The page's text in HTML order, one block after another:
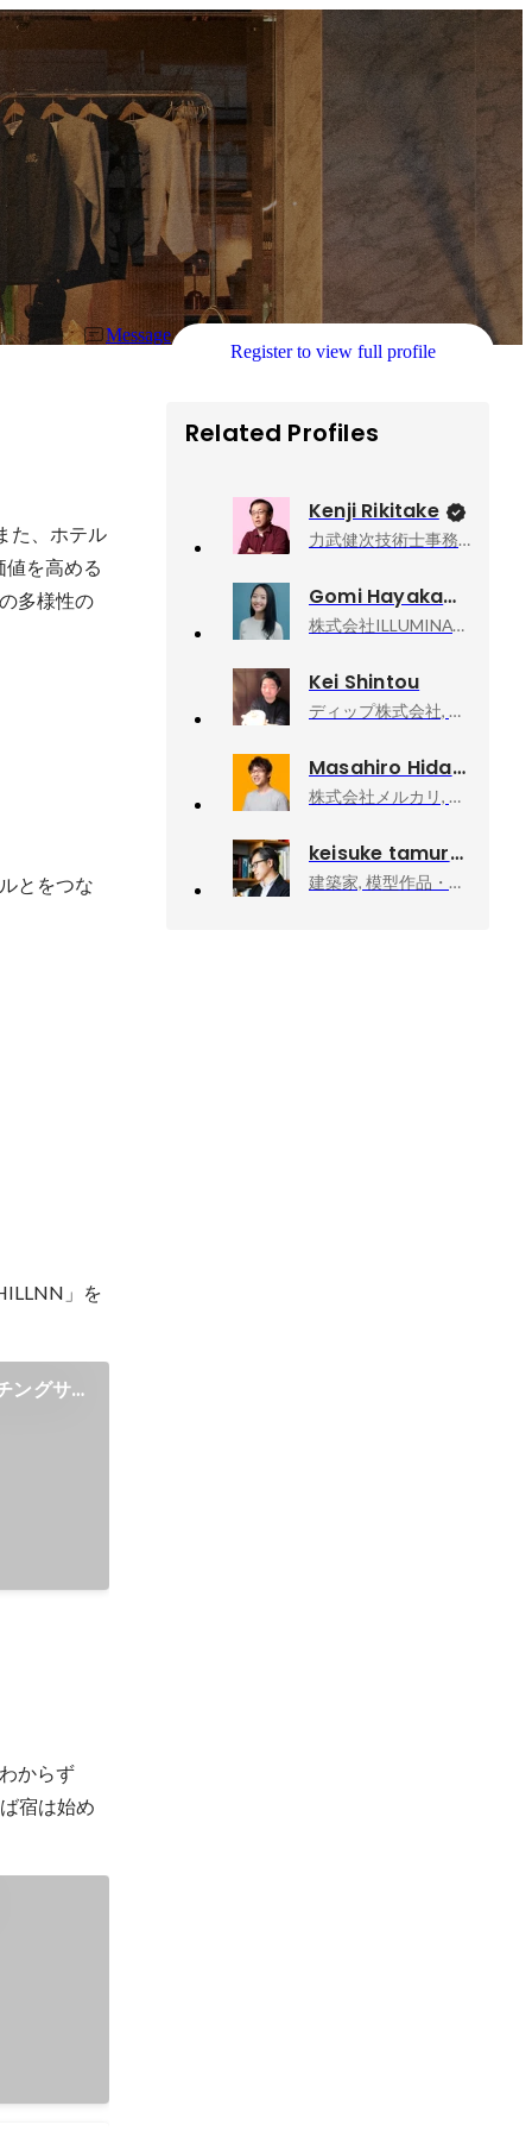
Message
Register to view full profile
た、ホテル
を高める
多様性の
とをつな
」を
ングサ
からず
宿は始め
Related Profiles
Kenji Rikitake
力武健次技術士事務所, 所長
Gomi Hayakawa
株式会社ILLUMINATE, 代表取締役
Kei Shintou
ディップ株式会社, BizOps本部長
Masahiro Hidaka
株式会社メルカリ, メルペイ エキスパート（Android）
keisuke tamura
建築家, 模型作品・執筆活動